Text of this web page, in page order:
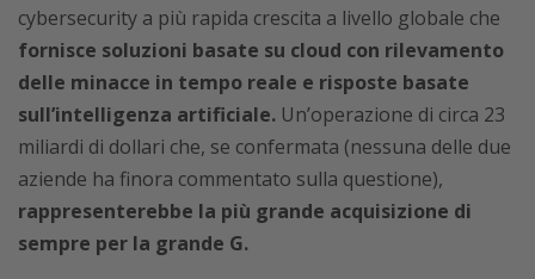
cybersecurity a più rapida crescita a livello globale che
fornisce soluzioni basate su cloud con rilevamento
delle minacce in tempo reale e risposte basate
sull’intelligenza artificiale. Un’operazione di circa 23
miliardi di dollari che, se confermata (nessuna delle due
aziende ha finora commentato sulla questione),
rappresenterebbe la più grande acquisizione di
sempre per la grande G.